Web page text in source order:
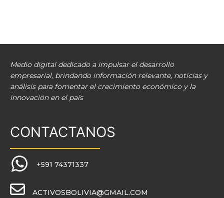
Medio digital dedicado a impulsar el desarrollo
empresarial, brindando información relevante, noticias y
análisis para fomentar el crecimiento económico y la
innovación en el país
CONTACTANOS
+591 74371337
ACTIVOSBOLIVIA@GMAIL.COM